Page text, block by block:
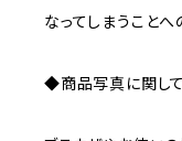
なってしまうこと
◆商品写真に関して